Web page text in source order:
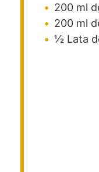
200 ml
200 ml
1⁄2 Lata